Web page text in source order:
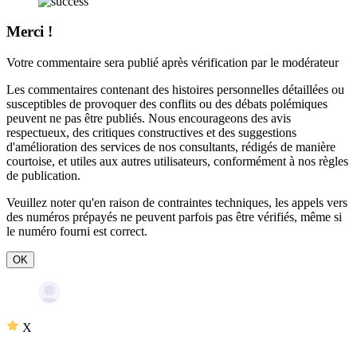
Merci !
Votre commentaire sera publié après vérification par le modérateur
Les commentaires contenant des histoires personnelles détaillées ou
susceptibles de provoquer des conflits ou des débats polémiques
peuvent ne pas être publiés. Nous encourageons des avis
respectueux, des critiques constructives et des suggestions
d'amélioration des services de nos consultants, rédigés de manière
courtoise, et utiles aux autres utilisateurs, conformément à nos règles
de publication.
Veuillez noter qu'en raison de contraintes techniques, les appels vers
des numéros prépayés ne peuvent parfois pas être vérifiés, même si
le numéro fourni est correct.
OK
X